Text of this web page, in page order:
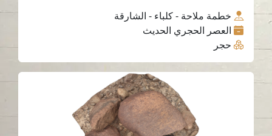
خطمة ملاحة - كلباء - الشارقة
العصر الحجري الحديث
حجر